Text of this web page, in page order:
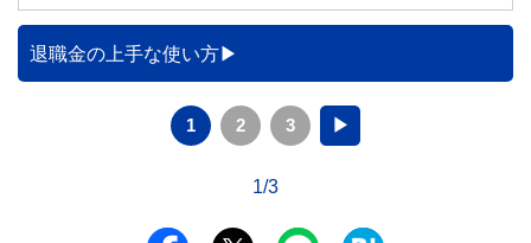
退職金の上手な使い方
1 2 3 ▶
1/3